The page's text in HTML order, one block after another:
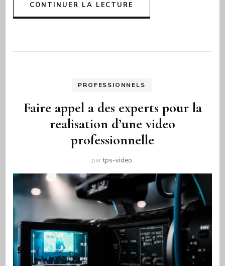
CONTINUER LA LECTURE
PROFESSIONNELS
Faire appel a des experts pour la
realisation d’une video
professionnelle
partps-video